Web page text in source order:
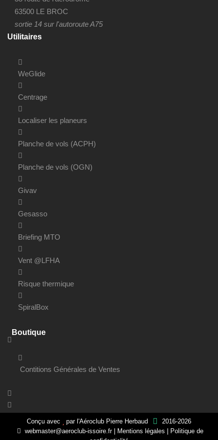
63500 LE BROC
sortie 14 sur l'autoroute A75
Utilitaires
WeGlide
Centrage
Localiser les planeurs
Planche de vols (ACPH)
Planche de vols (OGN)
Givav
Gesasso
Briefing MTO
Vent @LFHA
Risque thermique
SpiralBox
Boutique
Contitions Générales de Ventes
Conçu avec par l'Aéroclub Pierre Herbaud
2016-2026
webmaster@aeroclub-issoire.fr| Mentions légales
Politique de